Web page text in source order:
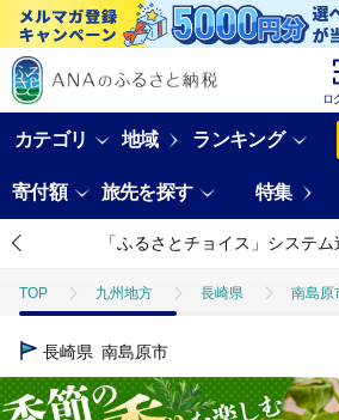
ロ
カテゴリ 地域 ランキング
寄付額 旅先を探す 特集
「ふるさとチョイス」システ
TOP 九州地方 長崎県 南島原
TOP
TOP 肉 牛肉 【数量限定】【
長崎県 南島原市